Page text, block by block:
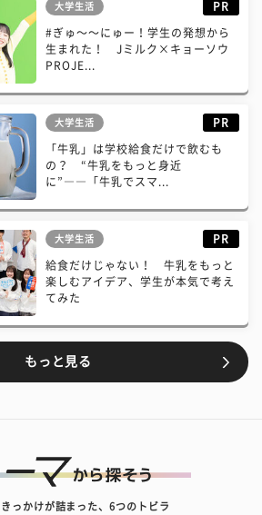
大学生活 PR
#ぎゅ〜〜にゅー！学生の発想から
生まれた！ Jミルク×キョーソウ
PROJE...
大学生活 PR
「牛乳」は学校給食だけで飲むも
の？ “牛乳をもっと身近
に”――「牛乳でスマ...
大学生活 PR
給食だけじゃない！ 牛乳をもっと
楽しむアイデア、学生が本気で考え
てみた
もっと見る
っかけが詰まった、6つのトビラ